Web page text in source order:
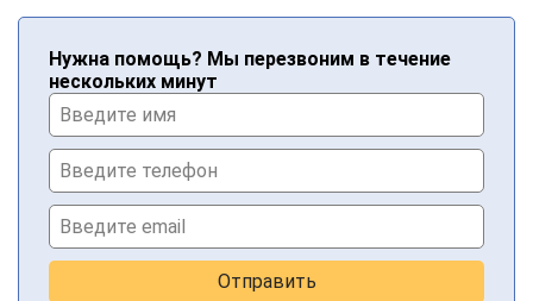
Нужна помощь? Мы перезвоним в течение
нескольких минут
Отправить